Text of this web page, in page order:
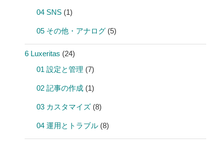
04 SNS (1)
05 その他・アナログ (5)
6 Luxeritas (24)
01 設定と管理 (7)
02 記事の作成 (1)
03 カスタマイズ (8)
04 運用とトラブル (8)